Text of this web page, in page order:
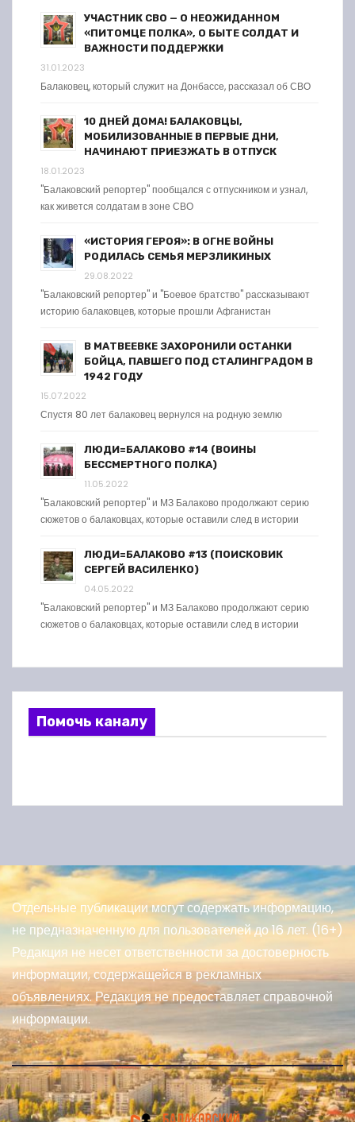
УЧАСТНИК СВО — О НЕОЖИДАННОМ
«ПИТОМЦЕ ПОЛКА», О БЫТЕ СОЛДАТ И
ВАЖНОСТИ ПОДДЕРЖКИ
31.01.2023
Балаковец, который служит на Донбассе, рассказал об СВО
10 ДНЕЙ ДОМА! БАЛАКОВЦЫ,
МОБИЛИЗОВАННЫЕ В ПЕРВЫЕ ДНИ,
НАЧИНАЮТ ПРИЕЗЖАТЬ В ОТПУСК
18.01.2023
"Балаковский репортер" пообщался с отпускником и узнал,
как живется солдатам в зоне СВО
«ИСТОРИЯ ГЕРОЯ»: В ОГНЕ ВОЙНЫ
РОДИЛАСЬ СЕМЬЯ МЕРЗЛИКИНЫХ
29.08.2022
"Балаковский репортер" и "Боевое братство" рассказывают
историю балаковцев, которые прошли Афганистан
В МАТВЕЕВКЕ ЗАХОРОНИЛИ ОСТАНКИ
БОЙЦА, ПАВШЕГО ПОД СТАЛИНГРАДОМ В
1942 ГОДУ
15.07.2022
Спустя 80 лет балаковец вернулся на родную землю
ЛЮДИ=БАЛАКОВО #14 (ВОИНЫ
БЕССМЕРТНОГО ПОЛКА)
11.05.2022
"Балаковский репортер" и МЗ Балаково продолжают серию
сюжетов о балаковцах, которые оставили след в истории
ЛЮДИ=БАЛАКОВО #13 (ПОИСКОВИК
СЕРГЕЙ ВАСИЛЕНКО)
04.05.2022
"Балаковский репортер" и МЗ Балаково продолжают серию
сюжетов о балаковцах, которые оставили след в истории
Помочь каналу
Отдельные публикации могут содержать информацию,
не предназначенную для пользователей до 16 лет. (16+)
Редакция не несет ответственности за достоверность
информации, содержащейся в рекламных
объявлениях. Редакция не предоставляет справочной
информации.